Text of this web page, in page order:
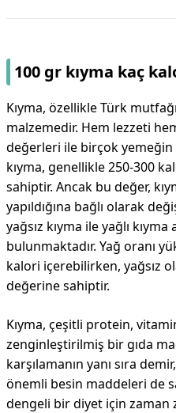
100 gr kıyma kaç
Kıyma, özellikle Türk
malzemedir. Hem lezzeti
değerleri ile birçok
kıyma, genellikle 250-300
sahiptir. Ancak bu değer,
yapıldığına bağlı olarak
yağsız kıyma ile yağlı
bulunmaktadır. Yağ oranı
kalori içerebilirken, yağsız
değerine sahiptir.
Kıyma, çeşitli protein,
zenginleştirilmiş bir gıda
karşılamanın yanı sıra
önemli besin maddeleri de
dengeli bir diyet için zaman